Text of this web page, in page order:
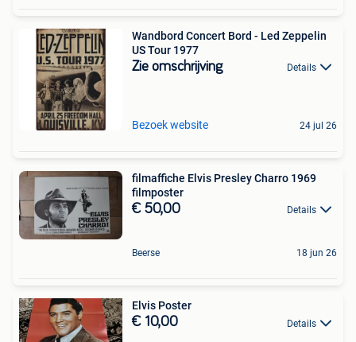
Wandbord Concert Bord - Led Zeppelin
US Tour 1977
Zie omschrijving Details
Bezoek website 24 jul 26
filmaffiche Elvis Presley Charro 1969
filmposter
€ 50,00 Details
Beerse 18 jun 26
Elvis Poster
€ 10,00 Details